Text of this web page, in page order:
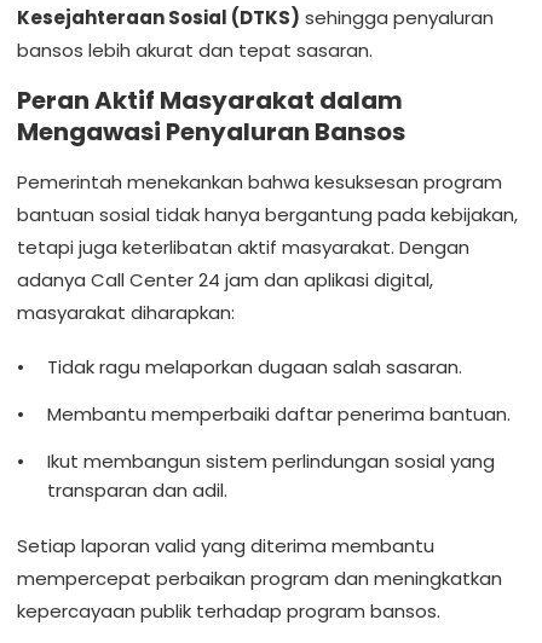
Kesejahteraan Sosial (DTKS) sehingga penyaluran
bansos lebih akurat dan tepat sasaran.
Peran Aktif Masyarakat dalam
Mengawasi Penyaluran Bansos
Pemerintah menekankan bahwa kesuksesan program
bantuan sosial tidak hanya bergantung pada kebijakan,
tetapi juga keterlibatan aktif masyarakat. Dengan
adanya Call Center 24 jam dan aplikasi digital,
masyarakat diharapkan:
Tidak ragu melaporkan dugaan salah sasaran.
Membantu memperbaiki daftar penerima bantuan.
Ikut membangun sistem perlindungan sosial yang
transparan dan adil.
Setiap laporan valid yang diterima membantu
mempercepat perbaikan program dan meningkatkan
kepercayaan publik terhadap program bansos.